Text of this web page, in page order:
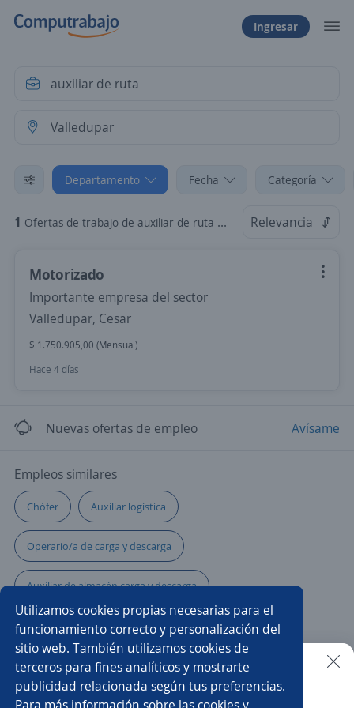
Utilizamos cookies propias necesarias para el
funcionamiento correcto y personalización del
sitio web. También utilizamos cookies de
terceros para fines analíticos y mostrarte
publicidad relacionada según tus preferencias.
Ingresar
Departamento Fecha Categoría
1 Ofertas de trabajo de auxiliar de ruta en Valledupar, Cesar Relevancia
Motorizado
Importante empresa del sector
Valledupar, Cesar
$ 1.750.905,00 (Mensual)
Hace 4 días
Nuevas ofertas de empleo Avísame
Empleos similares
Chófer Auxiliar logística
Operario/a de carga y descarga
Auxiliar de almacén carga y descarga
Auxiliar de producción Auxiliar administrativo/a
Cargador/a Auxiliar de distribución
Clarkista Asistente de producción
Buscar es más fácil en la app